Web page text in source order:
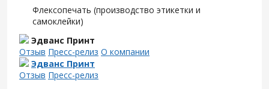
Флексопечать (производство этикетки и
самоклейки)
Эдванс Принт
Отзыв Пресс-релиз О компании
Эдванс Принт
Отзыв Пресс-релиз